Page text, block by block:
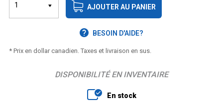
1 AJOUTER AU PANIER
BESOIN D'AIDE?
* Prix en dollar canadien. Taxes et livraison en sus.
DISPONIBILITÉ EN INVENTAIRE
En stock